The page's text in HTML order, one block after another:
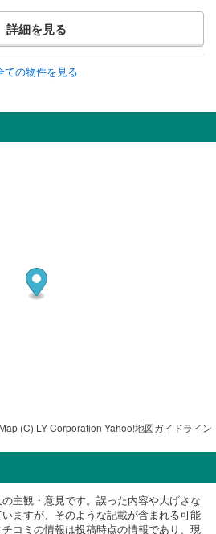
詳細を見る
ての物件を見る
(C) LY Corporation Yahoo!地図ガイドライン
主観・意見です。誤った内容や大げさな
ますが、そのような記載が含まれる可能
コミの情報は投稿時点の情報であり、現